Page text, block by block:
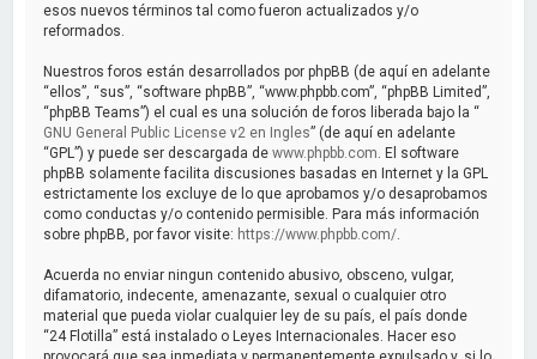
esos nuevos términos tal como fueron actualizados y/o
reformados.
Nuestros foros están desarrollados por phpBB (de aquí en adelante
“ellos”, “sus”, “software phpBB”, “www.phpbb.com”, “phpBB Limited”,
“phpBB Teams”) el cual es una solución de foros liberada bajo la “
GNU General Public License v2 en Ingles” (de aquí en adelante
“GPL”) y puede ser descargada dewww.phpbb.com . El software
phpBB solamente facilita discusiones basadas en Internet y la GPL
estrictamente los excluye de lo que aprobamos y/o desaprobamos
como conductas y/o contenido permisible. Para más información
sobre phpBB, por favor visite: https://www.phpbb.com/
Acuerda no enviar ningun contenido abusivo, obsceno, vulgar,
difamatorio, indecente, amenazante, sexual o cualquier otro
material que pueda violar cualquier ley de su país, el país donde
“24 Flotilla” está instalado o Leyes Internacionales. Hacer eso